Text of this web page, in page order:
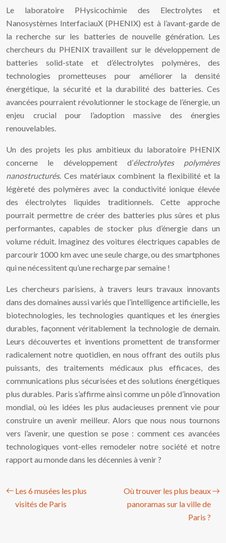
Le laboratoire PHysicochimie des Electrolytes et
Nanosystèmes InterfaciauX (PHENIX) est à l’avant-garde de
la recherche sur les batteries de nouvelle génération. Les
chercheurs du PHENIX travaillent sur le développement de
batteries solid-state et d’électrolytes polymères, des
technologies prometteuses pour améliorer la densité
énergétique, la sécurité et la durabilité des batteries. Ces
avancées pourraient révolutionner le stockage de l’énergie, un
enjeu crucial pour l’adoption massive des énergies
renouvelables.
Un des projets les plus ambitieux du laboratoire PHENIX
concerne le développement d’électrolytes polymères
nanostructurés. Ces matériaux combinent la flexibilité et la
légèreté des polymères avec la conductivité ionique élevée
des électrolytes liquides traditionnels. Cette approche
pourrait permettre de créer des batteries plus sûres et plus
performantes, capables de stocker plus d’énergie dans un
volume réduit. Imaginez des voitures électriques capables de
parcourir 1000 km avec une seule charge, ou des smartphones
qui ne nécessitent qu’une recharge par semaine !
Les chercheurs parisiens, à travers leurs travaux innovants
dans des domaines aussi variés que l’intelligence artificielle, les
biotechnologies, les technologies quantiques et les énergies
durables, façonnent véritablement la technologie de demain.
Leurs découvertes et inventions promettent de transformer
radicalement notre quotidien, en nous offrant des outils plus
puissants, des traitements médicaux plus efficaces, des
communications plus sécurisées et des solutions énergétiques
plus durables. Paris s’affirme ainsi comme un pôle d’innovation
mondial, où les idées les plus audacieuses prennent vie pour
construire un avenir meilleur. Alors que nous nous tournons
vers l’avenir, une question se pose : comment ces avancées
technologiques vont-elles remodeler notre société et notre
rapport au monde dans les décennies à venir ?
Les 6 musées les plus
visités de Paris
Où trouver les plus beaux
panoramas sur la ville de
Paris ?